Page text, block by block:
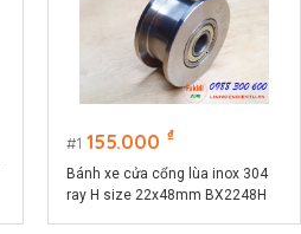
1 155.000 ₫
Bánh xe cửa cổng lùa inox 304
ray H size 22x48mm BX2248H